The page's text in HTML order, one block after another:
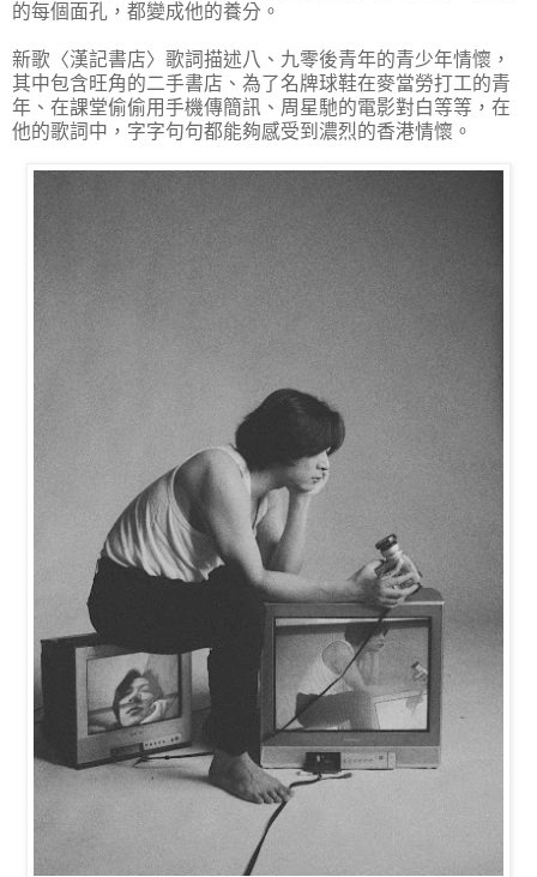
的每個面孔，都變成他的養分。
新歌〈漢記書店〉歌詞描述八、九零後青年的青少年情懷，
其中包含旺角的二手書店、為了名牌球鞋在麥當勞打工的青
年、在課堂偷偷用手機傳簡訊、周星馳的電影對白等等，在
他的歌詞中，字字句句都能夠感受到濃烈的香港情懷。